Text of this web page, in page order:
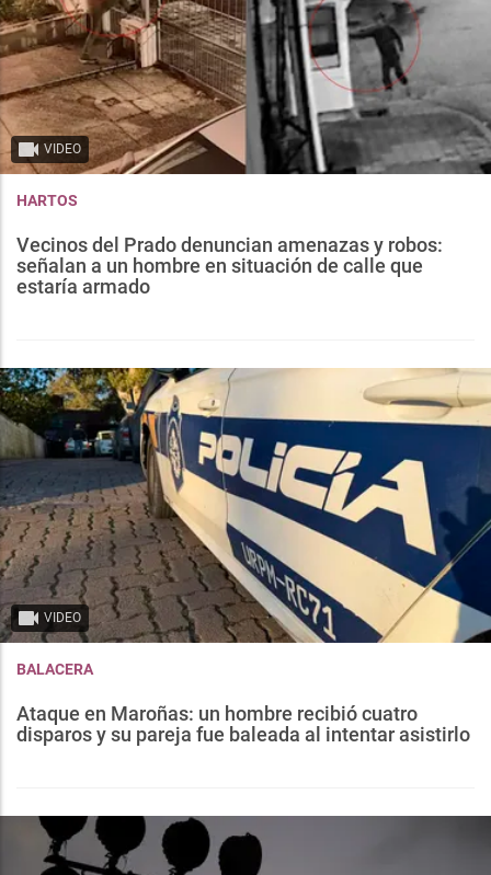
VIDEO
HARTOS
Vecinos del Prado denuncian amenazas y robos:
señalan a un hombre en situación de calle que
estaría armado
VIDEO
BALACERA
Ataque en Maroñas: un hombre recibió cuatro
disparos y su pareja fue baleada al intentar asistirlo